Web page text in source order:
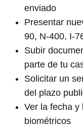
enviado
Presentar
90, N-400, I-
Subir
parte de tu
Solicitar un
del plazo
Ver la fecha y
biométricos